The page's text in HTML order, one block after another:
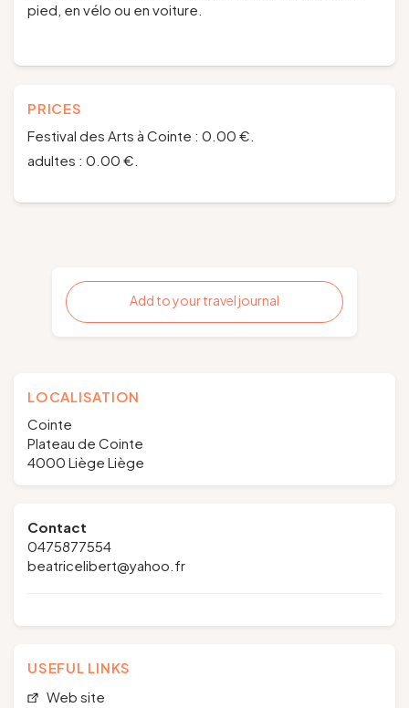
pied, en vélo ou en voiture.
PRICES
Festival des Arts à Cointe : 0.00 €.
adultes : 0.00 €.
Add to your travel journal
LOCALISATION
Cointe
Plateau de Cointe
4000 Liège Liège
Contact
0475877554
beatricelibert@yahoo.fr
USEFUL LINKS
Web site